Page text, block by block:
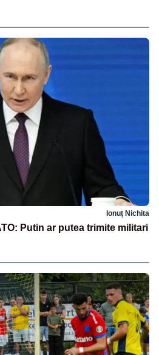
Ionuț Nichita
Putin ar putea trimite militari